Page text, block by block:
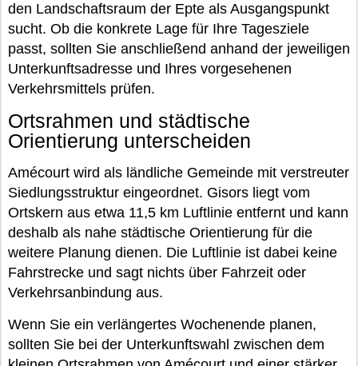
den Landschaftsraum der Epte als Ausgangspunkt
sucht. Ob die konkrete Lage für Ihre Tagesziele
passt, sollten Sie anschließend anhand der jeweiligen
Unterkunftsadresse und Ihres vorgesehenen
Verkehrsmittels prüfen.
Ortsrahmen und städtische
Orientierung unterscheiden
Amécourt wird als ländliche Gemeinde mit verstreuter
Siedlungsstruktur eingeordnet. Gisors liegt vom
Ortskern aus etwa 11,5 km Luftlinie entfernt und kann
deshalb als nahe städtische Orientierung für die
weitere Planung dienen. Die Luftlinie ist dabei keine
Fahrstrecke und sagt nichts über Fahrzeit oder
Verkehrsanbindung aus.
Wenn Sie ein verlängertes Wochenende planen,
sollten Sie bei der Unterkunftswahl zwischen dem